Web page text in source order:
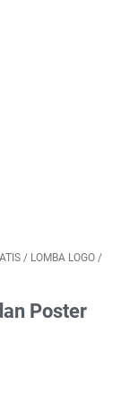
/ LOMBA LOGO /
Poster